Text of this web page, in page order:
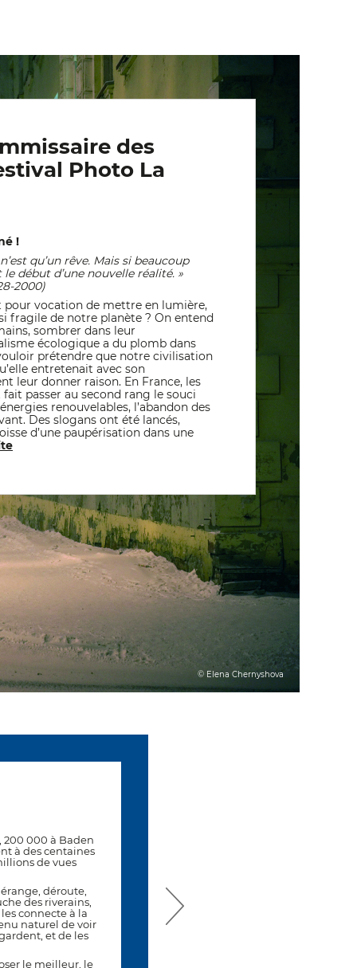
des
Photo La
!
qu’un rêve. Mais si beaucoup
début d’une nouvelle réalité. »
2000)
vocation de mettre en lumière,
fragile de notre planète ? On entend
sombrer dans leur
écologique a du plomb dans
prétendre que notre civilisation
entretenait avec son
leur donner raison. En France, les
passer au second rang le souci
renouvelables, l’abandon des
Des slogans ont été lancés,
d’une paupérisation dans une
© Elena Chernyshova
200 000 à Baden
à des centaines
de vues
déroute,
des riverains,
connecte à la
naturel de voir
et de les
le meilleur, le